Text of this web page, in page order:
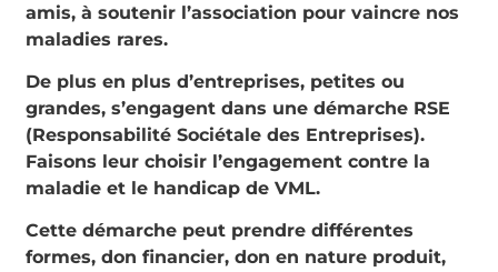
amis, à soutenir l’association pour vaincre nos
maladies rares.
De plus en plus d’entreprises, petites ou
grandes, s’engagent dans une démarche RSE
(Responsabilité Sociétale des Entreprises).
Faisons leur choisir l’engagement contre la
maladie et le handicap de VML.
Cette démarche peut prendre différentes
formes, don financier, don en nature produit,